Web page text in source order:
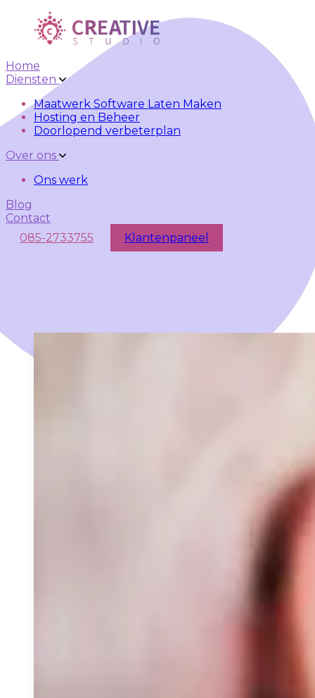
Skip to main content Skip to navigation
Home
Diensten
Maatwerk Software Laten Maken
Hosting en Beheer
Doorlopend verbeterplan
Over ons
Ons werk
Blog
Contact
085-2733755
Klantenpaneel